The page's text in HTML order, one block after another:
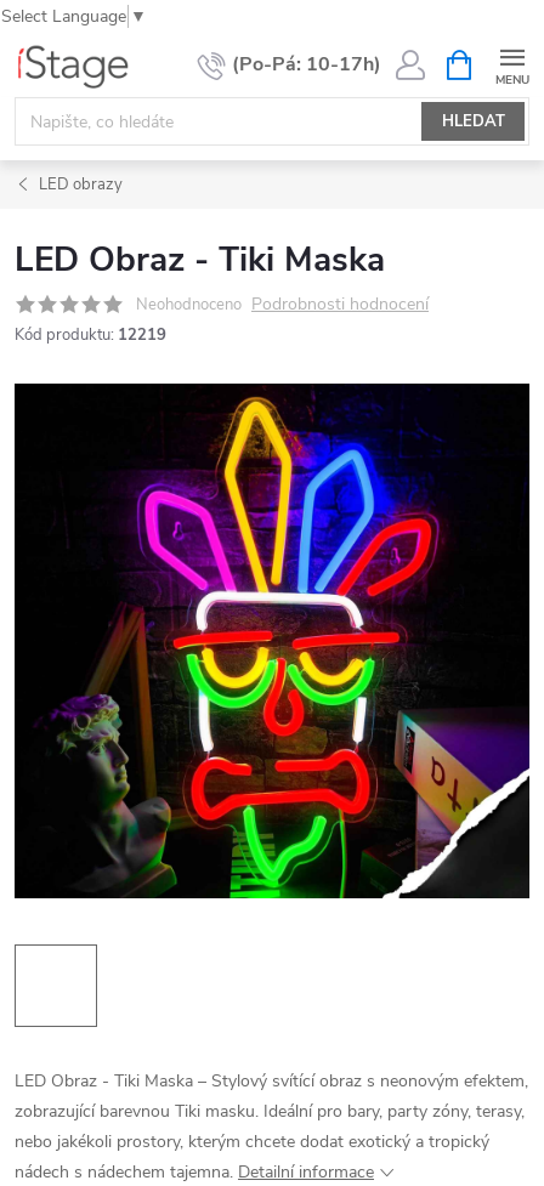
Select Language ▼
Přejít
obsah
HLEDAT
NÁKUPNÍ
KOŠÍK
LED obrazy
LED Obraz - Tiki Maska
Neohodnoceno Podrobnosti hodnocení
Kód produktu: 12219
LED Obraz - Tiki Maska – Stylový svítící obraz s neonovým efektem,
zobrazující barevnou Tiki masku. Ideální pro bary, party zóny, terasy,
nebo jakékoli prostory, kterým chcete dodat exotický a tropický
nádech s nádechem tajemna. Detailní informace